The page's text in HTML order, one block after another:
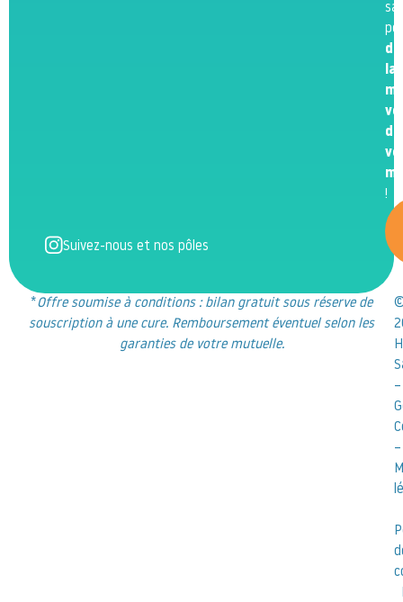
Suivez-nous et nos pôles
la
de
!
*Offre soumise à conditions : bilan gratuit sous réserve de
souscription à une cure. Remboursement éventuel selon les
garanties de votre mutuelle.
–
–